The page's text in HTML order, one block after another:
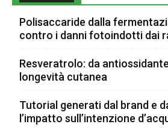
Polisaccaride dalla
contro i danni fotoindotti dai
Resveratrolo: da
longevità cutanea
Tutorial generati dal brand e
l’impatto sull’intenzione